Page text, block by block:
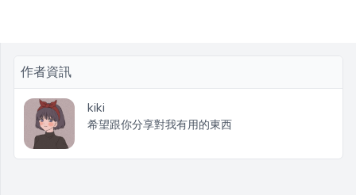
作者資訊
kiki
希望跟你分享對我有用的東西